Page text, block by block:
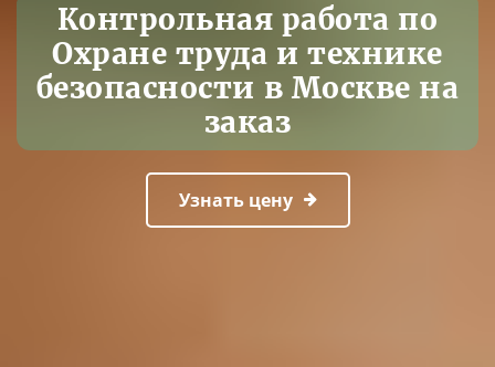
Контрольная работа по
Охране труда и технике
безопасности в Москве на
заказ
Узнать цену